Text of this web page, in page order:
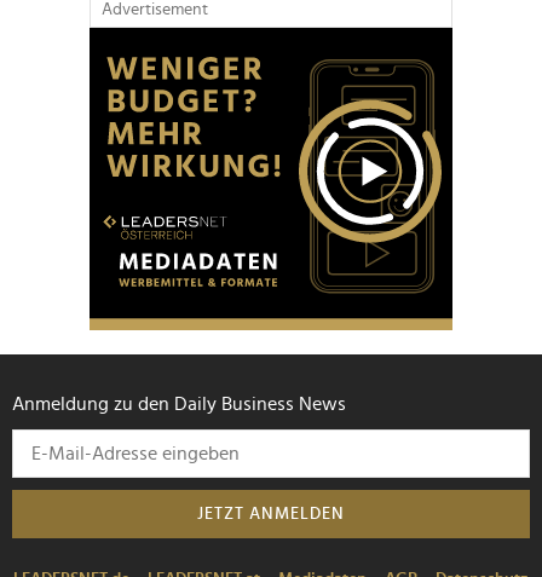
Advertisement
Anmeldung zu den Daily Business News
JETZT ANMELDEN